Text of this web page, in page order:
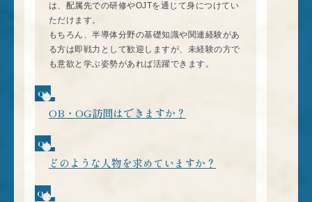
は、配属先での研修やOJTを通じて身につけてい
ただけます。
もちろん、半導体分野の基礎知識や関連経験があ
る方は即戦力として歓迎しますが、未経験の方で
も意欲と学ぶ姿勢があれば活躍できます。
OB・OG訪問はできますか？
（OB・OG）との面談・座談会の場をご用意します。
業務内容やキャリアパス、職場の雰囲気などを直接聞け
ください。
どのような人物を求めていますか？
きに挑戦できる方。